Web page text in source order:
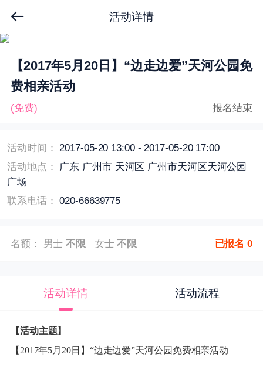
活动详情
【2017年5月20日】“边走边爱”天河公园免
费相亲活动
(免费) 报名结束
活动时间： 2017-05-20 13:00 - 2017-05-20 17:00
活动地点：
广东 广州市 天河区 广州市天河区天河公园
广场
联系电话： 020-66639775
名额： 男士不限 女士不限 已报名0
活动详情 活动流程
【活动主题】
【2017年5月20日】“边走边爱”天河公园免费相亲活动